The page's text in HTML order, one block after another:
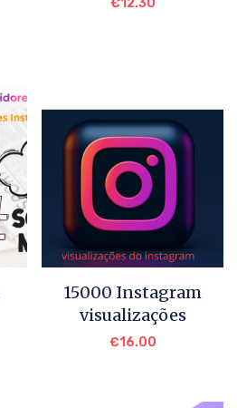
€12.30
15000 Instagram
visualizações
€16.00